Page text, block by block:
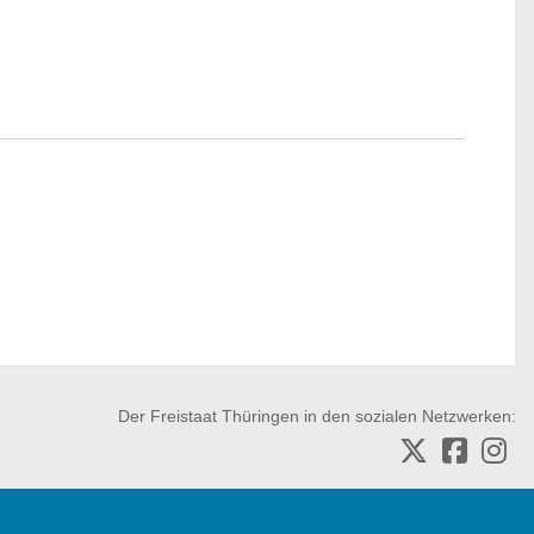
Der Freistaat Thüringen in den sozialen Netzwerken: